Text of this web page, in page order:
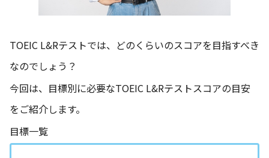
TOEIC L&Rテストでは、どのくらいのスコアを目指すべき
なのでしょう？
今回は、目標別に必要なTOEIC L&Rテストスコアの目安
をご紹介します。
目標一覧